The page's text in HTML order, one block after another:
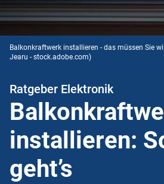
Balkonkraftwerk installieren - das müssen Sie
Jearu - stock.adobe.com)
Ratgeber Elektronik
installieren:
geht’s